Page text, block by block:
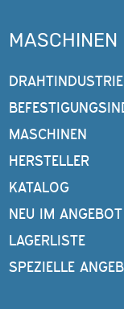
MASCHINEN
DRAHTINDUSTRIE
MASCHINEN
HERSTELLER
KATALOG
NEU IM ANGEBOT
LAGERLISTE
SPEZIELLE